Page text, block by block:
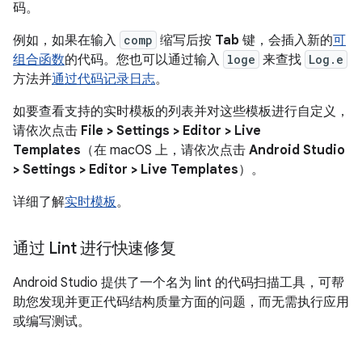
码。
例如，如果在输入 comp 缩写后按 Tab 键，会插入新的可
组合函数的代码。您也可以通过输入 loge 来查找 Log.e
方法并通过代码记录日志。
如要查看支持的实时模板的列表并对这些模板进行自定义，
请依次点击 File > Settings > Editor > Live
Templates （在 macOS 上，请依次点击 Android Studio
> Settings > Editor > Live Templates）。
详细了解实时模板。
通过 Lint 进行快速修复
Android Studio 提供了一个名为 lint 的代码扫描工具，可帮
助您发现并更正代码结构质量方面的问题，而无需执行应用
或编写测试。